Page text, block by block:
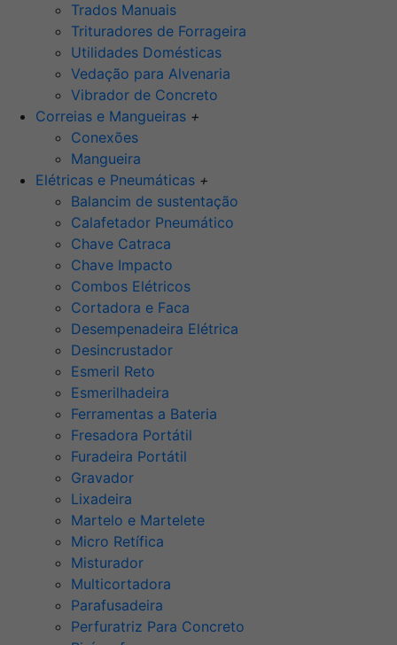
Trados Manuais
Trituradores de Forrageira
Utilidades Domésticas
Vedação para Alvenaria
Vibrador de Concreto
Correias e Mangueiras +
Conexões
Mangueira
Elétricas e Pneumáticas +
Balancim de sustentação
Calafetador Pneumático
Chave Catraca
Chave Impacto
Combos Elétricos
Cortadora e Faca
Desempenadeira Elétrica
Desincrustador
Esmeril Reto
Esmerilhadeira
Ferramentas a Bateria
Fresadora Portátil
Furadeira Portátil
Gravador
Lixadeira
Martelo e Martelete
Micro Retífica
Misturador
Multicortadora
Parafusadeira
Perfuratriz Para Concreto